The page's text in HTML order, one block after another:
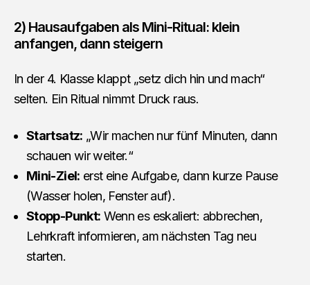
2) Hausaufgaben als Mini-Ritual: klein
anfangen, dann steigern
In der 4. Klasse klappt „setz dich hin und mach“
selten. Ein Ritual nimmt Druck raus.
Startsatz: „Wir machen nur fünf Minuten, dann
schauen wir weiter.“
Mini-Ziel: erst eine Aufgabe, dann kurze Pause
(Wasser holen, Fenster auf).
Stopp-Punkt: Wenn es eskaliert: abbrechen,
Lehrkraft informieren, am nächsten Tag neu
starten.